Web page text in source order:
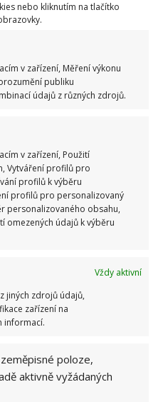
nebo kliknutím na tlačítko
v zařízení, Měření výkonu
publiku
údajů z různých zdrojů.
v zařízení, Použití
Vytváření profilů pro
profilů k výběru
profilů pro personalizovaný
personalizovaného obsahu,
omezených údajů k výběru
Vždy aktivní
jiných zdrojů údajů,
zařízení na
informací.
poloze,
aktivně vyžádaných
Umělé přidávání vody
řídit těmito pravidly
dobu, v pravidelných
možnou velikost.